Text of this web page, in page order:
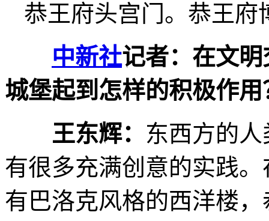
恭王府头宫门。恭王府
中新社记者：在文
城堡起到怎样的积极作用
王东辉： 东西方的
有很多充满创意的实践
有巴洛克风格的西洋楼